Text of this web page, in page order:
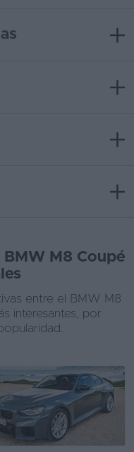
M8 Coupé
entre el BMW M8
interesantes, por